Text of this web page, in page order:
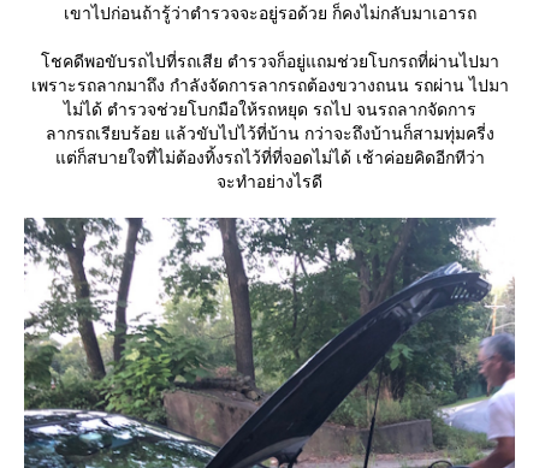
เขาไปก่อนถ้ารู้ว่าตำรวจจะอยู่รอด้วย ก็คงไม่กลับมาเอารถ
ชคดีพอขับรถไปที่รถเสีย ตำรวจก็อยู่แถมช่วยโบกรถที่ผ่านไปมา
เพราะรถลากมาถึง กำลังจัดการลากรถต้องขวางถนน รถผ่าน ไปมา
ไม่ได้ ตำรวจช่วยโบกมือให้รถหยุด รถไป จนรถลากจัดการ
ลากรถเรียบร้อย แล้วขับไปไว้ที่บ้าน กว่าจะถึงบ้านก็สามทุ่มครี่ง
ต่ก็สบายใจที่ไม่ต้องทิ้งรถไว้ที่ที่จอดไม่ได้ เช้าค่อยคิดอีกทีว่า
จะทำอย่างไรดี